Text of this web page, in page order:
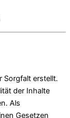
Sorgfalt erstellt.
der Inhalte
Als
Gesetzen